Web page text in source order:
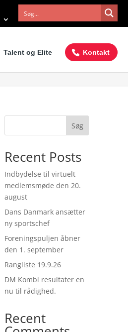
Talent og Elite Kontakt
Søg
Recent Posts
Indbydelse til virtuelt
medlemsmøde den 20.
august
Dans Danmark ansætter
ny sportschef
Foreningspuljen åbner
den 1. september
Rangliste 19.9.26
DM Kombi resultater en
nu til rådighed.
Recent